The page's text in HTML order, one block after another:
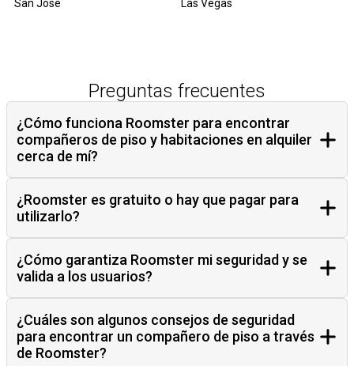
San Jose
Las Vegas
Preguntas frecuentes
¿Cómo funciona Roomster para encontrar
compañeros de piso y habitaciones en alquiler
cerca de mí?
¿Roomster es gratuito o hay que pagar para
utilizarlo?
¿Cómo garantiza Roomster mi seguridad y se
valida a los usuarios?
¿Cuáles son algunos consejos de seguridad
para encontrar un compañero de piso a través
de Roomster?